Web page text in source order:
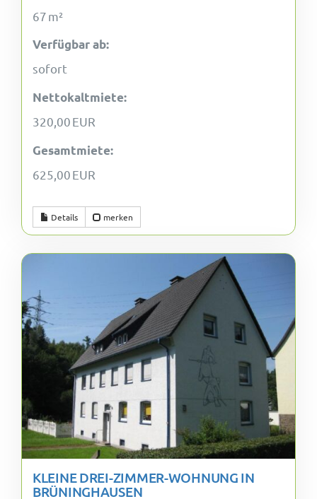
67 m²
Verfügbar ab:
sofort
Nettokaltmiete:
320,00 EUR
Gesamtmiete:
625,00 EUR
Details merken
KLEINE DREI-ZIMMER-WOHNUNG IN
BRÜNINGHAUSEN